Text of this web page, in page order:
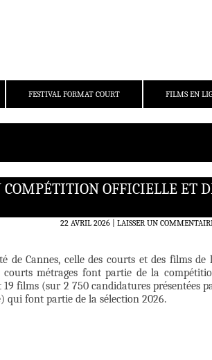
FESTIVAL FORMAT COURT FILMS EN
COMPÉTITION OFFICIELLE ET
22 AVRIL 2026 LAISSER UN
de Cannes, celle des courts et des films de
courts métrages font partie de la
films (sur 2 750 candidatures présentées
qui font partie de la sélection 2026.